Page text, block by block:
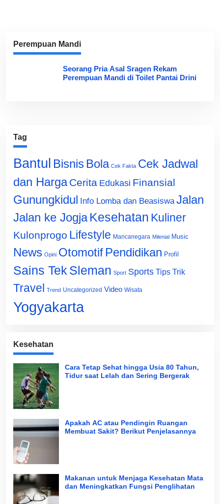
Perempuan Mandi
Seorang Pria Asal Sragen Rekam
Perempuan Mandi di Toilet Pantai Drini
Tag
Bantul Bisnis Bola Cek Fakta Cek Jadwal
dan Harga Cerita Edukasi Finansial
Gunungkidul Info Lomba dan Beasiswa Jalan
Jalan ke Jogja Kesehatan Kuliner
Kulonprogo Lifestyle Mancanegara Milenial Music
News Opini Otomotif Pendidikan Profil
Sains Tek Sleman Sport Sports Tips Trik
Travel Trend Uncategorized Video Wisata
Yogyakarta
Kesehatan
Cara Tetap Sehat hingga Usia 80 Tahun,
Tidur saat Lelah dan Sering Bergerak
Apakah AC atau Pendingin Ruangan
Membuat Sakit? Berikut Penjelasannya
Makanan untuk Menjaga Kesehatan Mata
dan Meningkatkan Fungsi Penglihatan